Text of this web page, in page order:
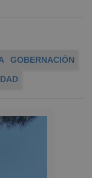
GOBERNACIÓN